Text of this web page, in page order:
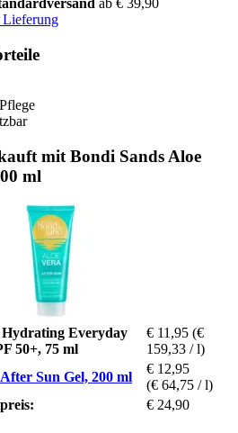
Lieferung
mit Bondi Sands Aloe
ml
Everyday
50+, 75 ml
€ 11,95 (€
159,33 / l)
Sun Gel, 200 ml
€ 12,95
(€ 64,75 / l)
€ 24,90